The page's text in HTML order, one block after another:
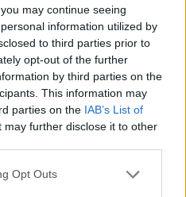
may continue seeing
information utilized by
to third parties prior to
opt-out of the further
by third parties on the
This information may
parties on the IAB’s List of
may further disclose it to other
Opt Outs
enricokaso
2
ma grazie grazie 😁😁😁